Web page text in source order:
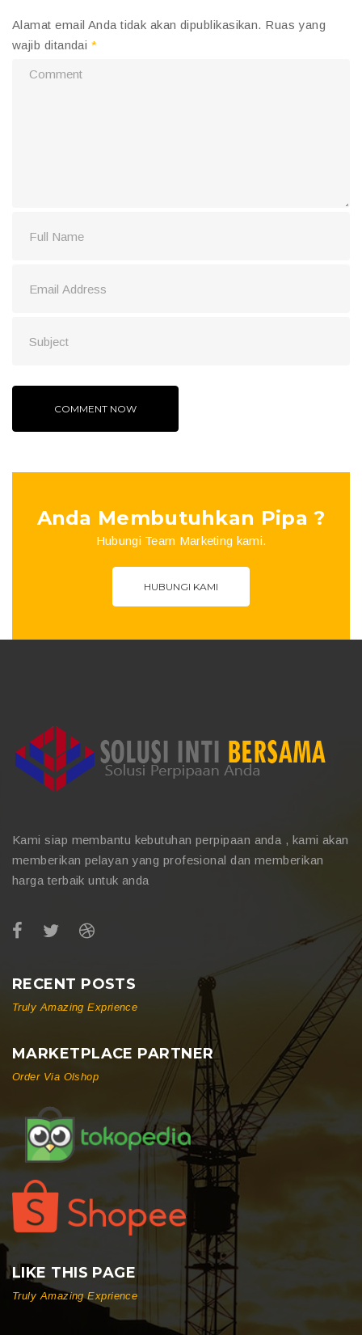
Alamat email Anda tidak akan dipublikasikan. Ruas yang
wajib ditandai *
Anda Membutuhkan Pipa ?
Hubungi Team Marketing kami.
HUBUNGI KAMI
Kami siap membantu kebutuhan perpipaan anda , kami akan
memberikan pelayan yang profesional dan memberikan
harga terbaik untuk anda
RECENT POSTS
Truly Amazing Exprience
MARKETPLACE PARTNER
Order Via Olshop
LIKE THIS PAGE
Truly Amazing Exprience